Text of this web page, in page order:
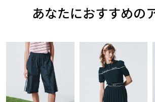
あなたにおすすめの